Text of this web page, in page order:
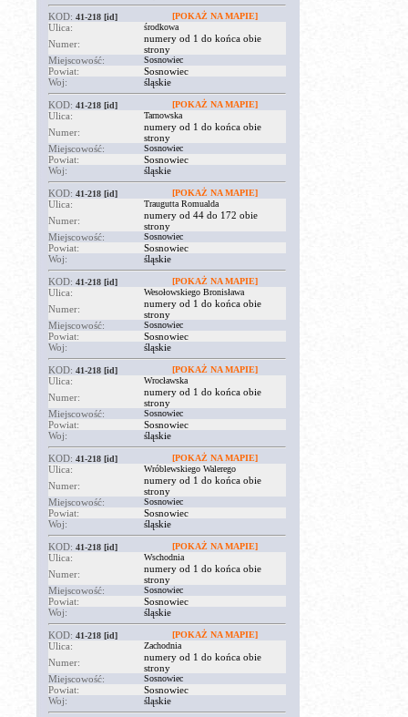
KOD: 41-218 [id] [POKAŻ NA MAPIE]
Ulica: środkowa
Numer:
numery od 1 do końca obie
strony
Miejscowość:
Sosnowiec
Powiat:
Sosnowiec
Woj:
śląskie
KOD: 41-218 [id] [POKAŻ NA MAPIE]
Ulica: Tarnowska
Numer:
numery od 1 do końca obie
strony
Miejscowość:
Sosnowiec
Powiat:
Sosnowiec
Woj:
śląskie
KOD: 41-218 [id] [POKAŻ NA MAPIE]
Ulica: Traugutta Romualda
Numer:
numery od 44 do 172 obie
strony
Miejscowość:
Sosnowiec
Powiat:
Sosnowiec
Woj:
śląskie
KOD: 41-218 [id] [POKAŻ NA MAPIE]
Ulica: Wesołowskiego Bronisława
Numer:
numery od 1 do końca obie
strony
Miejscowość:
Sosnowiec
Powiat:
Sosnowiec
Woj:
śląskie
KOD: 41-218 [id] [POKAŻ NA MAPIE]
Ulica: Wrocławska
Numer:
numery od 1 do końca obie
strony
Miejscowość:
Sosnowiec
Powiat:
Sosnowiec
Woj:
śląskie
KOD: 41-218 [id] [POKAŻ NA MAPIE]
Ulica: Wróblewskiego Walerego
Numer:
numery od 1 do końca obie
strony
Miejscowość:
Sosnowiec
Powiat:
Sosnowiec
Woj:
śląskie
KOD: 41-218 [id] [POKAŻ NA MAPIE]
Ulica: Wschodnia
Numer:
numery od 1 do końca obie
strony
Miejscowość:
Sosnowiec
Powiat:
Sosnowiec
Woj:
śląskie
KOD: 41-218 [id] [POKAŻ NA MAPIE]
Ulica: Zachodnia
Numer:
numery od 1 do końca obie
strony
Miejscowość:
Sosnowiec
Powiat:
Sosnowiec
Woj:
śląskie